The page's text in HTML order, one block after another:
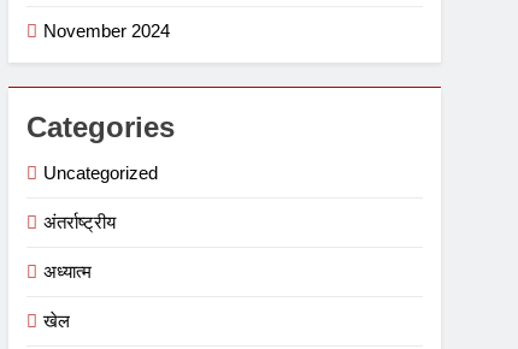
November 2024
Categories
Uncategorized
अंतर्राष्ट्रीय
अध्यात्म
खेल